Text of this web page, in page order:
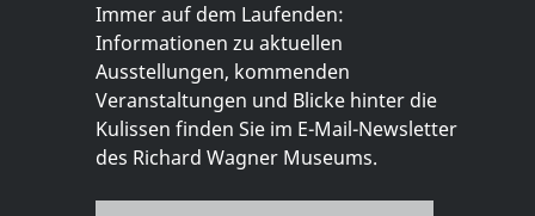
Immer auf dem Laufenden:
Informationen zu aktuellen
Ausstellungen, kommenden
Veranstaltungen und Blicke hinter die
Kulissen finden Sie im E-Mail-Newsletter
des Richard Wagner Museums.